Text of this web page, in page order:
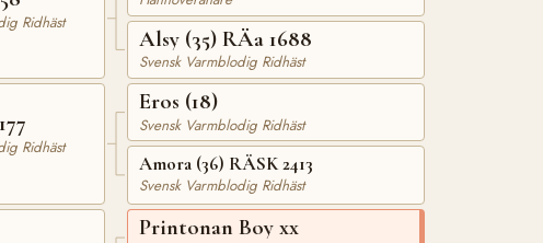
Ridhäst
Ridhäst
Alsy (35) RÄa 1688
Svensk Varmblodig Ridhäst
Eros (18)
Svensk Varmblodig Ridhäst
Amora (36) RÄSK 2413
Svensk Varmblodig Ridhäst
Printonan Boy xx